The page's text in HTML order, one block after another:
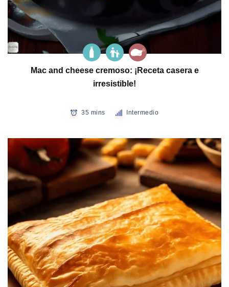
Mac and cheese cremoso: ¡Receta casera e
irresistible!
35 mins Intermedio